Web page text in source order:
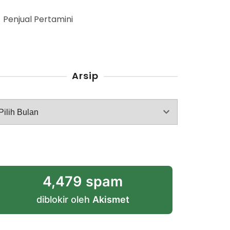
Penjual Pertamini
Arsip
4,479 spam
diblokir oleh Akismet